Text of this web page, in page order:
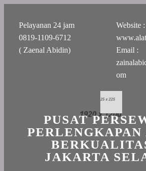
Pelayanan 24 jam
0819-1109-6712
( Zaenal Abidin)
Website :
Email :
om
PUSAT
PERLENGKAPAN
JAKARTA